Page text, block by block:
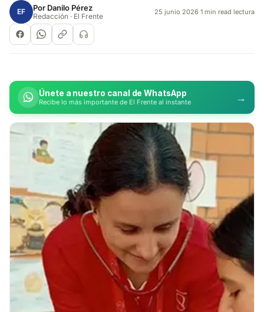
EF Por Danilo Pérez
Redacción · El Frente 25 junio 2026·1 min read lectura
Únete a nuestro canal de WhatsApp
Recibe lo más importante de El Frente al instante →